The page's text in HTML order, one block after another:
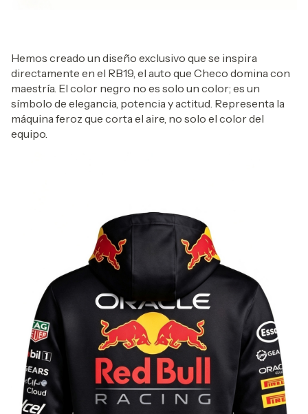
Hemos creado un diseño exclusivo que se inspira
directamente en el RB19, el auto que Checo domina con
maestría. El color negro no es solo un color; es un
símbolo de elegancia, potencia y actitud. Representa la
máquina feroz que corta el aire, no solo el color del
equipo.